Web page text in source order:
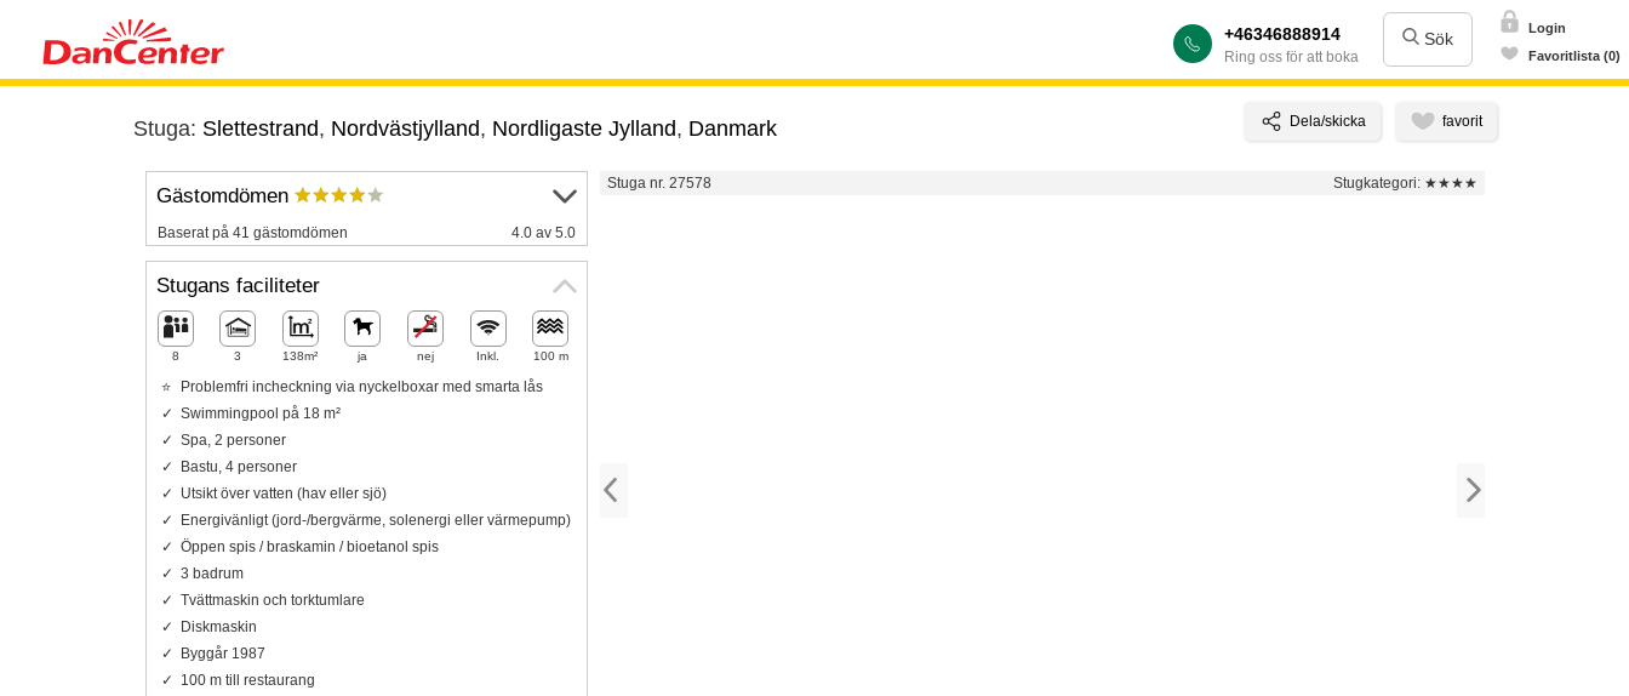
+46346888914
Ring oss för att boka
Sök
Login
Favoritlista (0)
Stuga: Slettestrand, Nordvästjylland, Nordligaste Jylland, Danmark
Stuga nr. 27578 Stugkategori: ★★★★
Gästomdömen
Baserat på 41 gästomdömen 4.0 av 5.0
Stugans faciliteter
8 3 138m² ja nej Inkl. 100 m
Problemfri incheckning via nyckelboxar med smarta lås
Swimmingpool på 18 m²
Spa, 2 personer
Bastu, 4 personer
Utsikt över vatten (hav eller sjö)
Energivänligt (jord-/bergvärme, solenergi eller värmepump)
Öppen spis / braskamin / bioetanol spis
3 badrum
Tvättmaskin och torktumlare
Diskmaskin
Byggår 1987
100 m till restaurang